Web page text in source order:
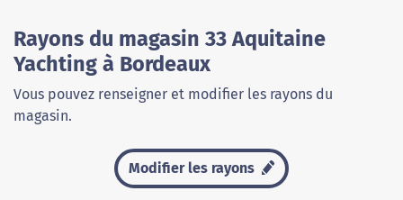
Rayons du magasin 33 Aquitaine
Yachting à Bordeaux
Vous pouvez renseigner et modifier les rayons du
magasin.
Modifier les rayons